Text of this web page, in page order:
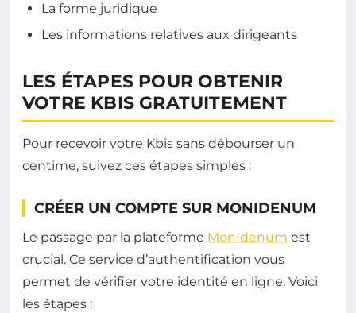
La forme juridique
Les informations relatives aux dirigeants
LES ÉTAPES POUR OBTENIR
VOTRE KBIS GRATUITEMENT
Pour recevoir votre Kbis sans débourser un
centime, suivez ces étapes simples :
CRÉER UN COMPTE SUR MONIDENUM
Le passage par la plateforme MonIdenum est
crucial. Ce service d’authentification vous
permet de vérifier votre identité en ligne. Voici
les étapes :